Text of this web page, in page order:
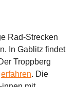
Rad-Strecken
In Gablitz findet
Troppberg
erfahren. Die